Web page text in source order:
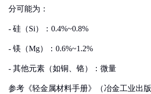
分可能为：
- 硅（Si）：0.4%~0.8%
- 镁（Mg）：0.6%~1.2%
- 其他元素（如铜、铬）：微量
参考《轻金属材料手册》（冶金工业出